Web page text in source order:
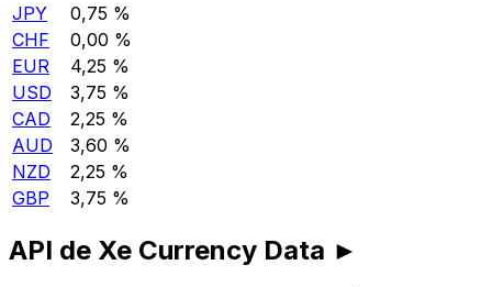
JPY
0,75 %
CHF
0,00 %
EUR
4,25 %
USD
3,75 %
CAD
2,25 %
AUD
3,60 %
NZD
2,25 %
GBP
3,75 %
API de Xe Currency Data ►